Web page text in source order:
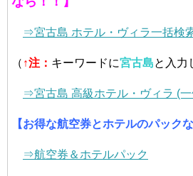
⇒宮古島 ホテル・ヴィラ一括検
（ ↑注： キーワードに宮古島と入力
⇒宮古島 高級ホテル・ヴィラ (
【お得な航空券とホテルのパックな
⇒航空券＆ホテルパック